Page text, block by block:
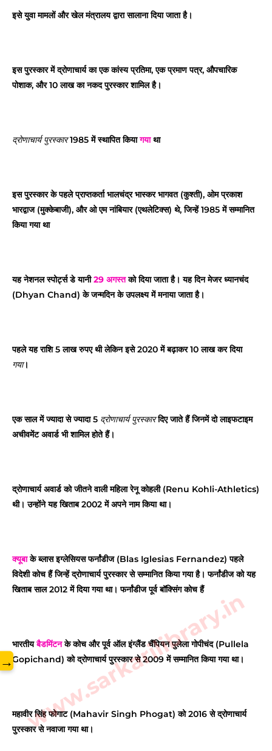
इसे युवा मामलों और खेल मंत्रालय द्वारा सालाना दिया जाता है।
इस पुरस्कार में द्रोणाचार्य का एक कांस्य प्रतिमा, एक प्रमाण पत्र, औपचारिक
पोशाक, और 10 लाख का नकद पुरस्कार शामिल है।
द्रोणाचार्य पुरस्कार1985 में स्थापित कियागयाथा
इस पुरस्कार के पहले प्राप्तकर्ता भालचंद्र भास्कर भागवत (कुश्ती), ओम प्रकाश
भारद्वाज (मुक्केबाजी), और ओ एम नांबियार (एथलेटिक्स) थे, जिन्हें 1985 में सम्मानित
किया गया था
यह नेशनल स्पोर्ट्स डे यानी29 अगस्तको दिया जाता है। यह दिन मेजर ध्यानचंद
(Dhyan Chand) के जन्मदिन के उपलक्ष्य में मनाया जाता है।
पहले यह राशि 5 लाख रुपए थी लेकिन इसे 2020 में बढ़ाकर 10 लाख कर दिया
गया।
एक साल में ज्यादा से ज्यादा 5 द्रोणाचार्य पुरस्कारदिए जाते हैं जिनमें दो लाइफटाइम
अचीवमेंट अवार्ड भी शामिल होते हैं।
द्रोणाचार्य अवार्ड को जीतने वाली महिला रेनू कोहली (Renu Kohli-Athletics)
थी। उन्होंने यह खिताब 2002 में अपने नाम किया था।
क्यूबाके ब्लास इग्लेसियस फर्नांडीज (Blas Iglesias Fernandez) पहले
विदेशी कोच हैं जिन्हें द्रोणाचार्य पुरस्कार से सम्मानित किया गया है। फर्नांडीज को यह
खिताब साल 2012 में दिया गया था। फर्नांडीज पूर्व बॉक्सिंग कोच हैं
भारतीयबैडमिंटनके कोच और पूर्व ऑल इंग्लैंड चैंपियन पुलेला गोपीचंद (Pullela
Gopichand) को द्रोणाचार्य पुरस्कार से 2009 में सम्मानित किया गया था।
महावीर सिंह फोगाट (Mahavir Singh Phogat) को 2016 से द्रोणाचार्य
पुरस्कार से नवाजा गया था।
www.sarkarilibrary.in
→